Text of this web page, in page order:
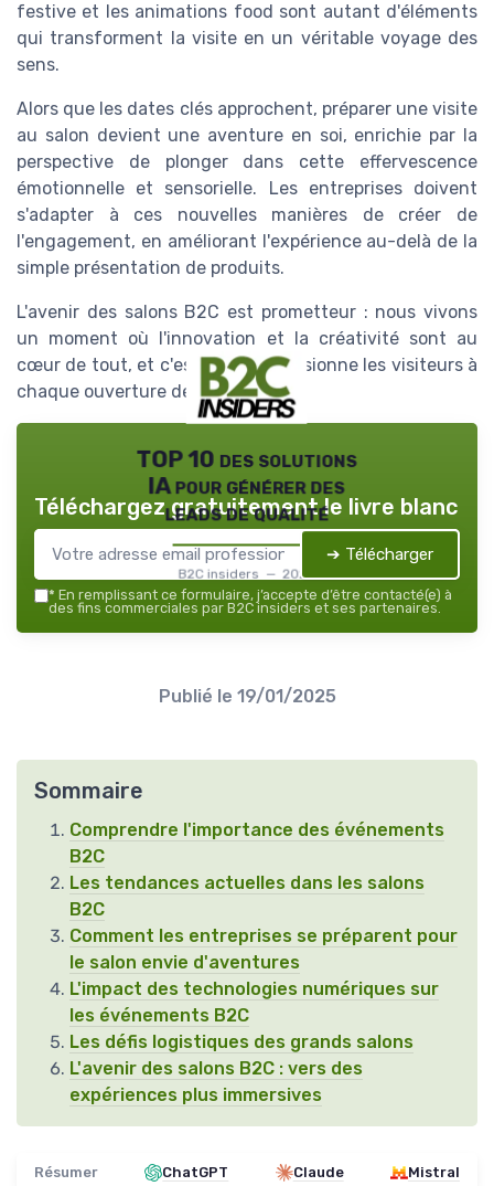
festive et les animations food sont autant d'éléments
qui transforment la visite en un véritable voyage des
sens.
Alors que les dates clés approchent, préparer une visite
au salon devient une aventure en soi, enrichie par la
perspective de plonger dans cette effervescence
émotionnelle et sensorielle. Les entreprises doivent
s'adapter à ces nouvelles manières de créer de
l'engagement, en améliorant l'expérience au-delà de la
simple présentation de produits.
L'avenir des salons B2C est prometteur : nous vivons
un moment où l'innovation et la créativité sont au
cœur de tout, et c'est cela qui passionne les visiteurs à
chaque ouverture de portes.
TOP 10 des solutions
IA pour générer des
leads de qualité
B2C insiders — 2026
Téléchargez gratuitement le livre blanc
➔ Télécharger
* En remplissant ce formulaire, j’accepte d’être contacté(e) à
des fins commerciales par B2C insiders et ses partenaires.
Publié le 19/01/2025
Sommaire
Comprendre l'importance des événements
B2C
Les tendances actuelles dans les salons
B2C
Comment les entreprises se préparent pour
le salon envie d'aventures
L'impact des technologies numériques sur
les événements B2C
Les défis logistiques des grands salons
L'avenir des salons B2C : vers des
expériences plus immersives
Résumer ChatGPT Claude Mistral